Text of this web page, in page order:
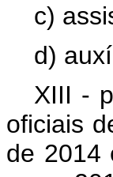
c)
d)
XIII -
oficiais
de 2014